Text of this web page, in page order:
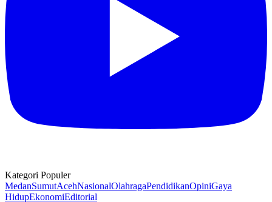
Kategori Populer
MedanSumutAcehNasionalOlahragaPendidikanOpiniGaya
HidupEkonomiEditorial